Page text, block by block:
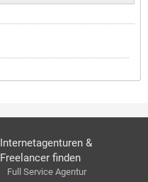
Internetagenturen &
Freelancer finden
Full Service Agentur